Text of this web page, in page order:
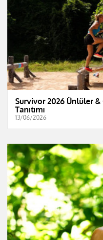
Survivor 2026 Ünlüler
Tanıtımı
13/06/2026